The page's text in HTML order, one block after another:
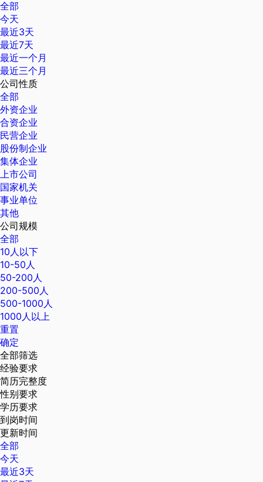
全部
今天
最近3天
最近7天
最近一个月
最近三个月
公司性质
全部
外资企业
合资企业
民营企业
股份制企业
集体企业
上市公司
国家机关
事业单位
其他
公司规模
全部
10人以下
10-50人
50-200人
200-500人
500-1000人
1000人以上
重置
确定
全部筛选
经验要求
简历完整度
性别要求
学历要求
到岗时间
更新时间
全部
今天
最近3天